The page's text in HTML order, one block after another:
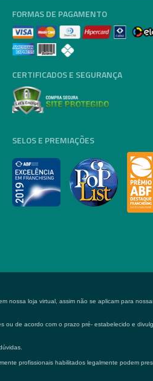
FORMAS DE PAGAMENTO
CERTIFICADOS E SEGURANÇA
SELOS E PREMIAÇÕES
nossa loja virtual, assim não se aplicam para
ou de acordo com o prazo pré- estabelecido e
profissionais habilitados legalmente podem